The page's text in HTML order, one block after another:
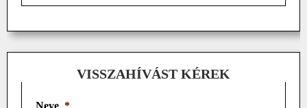
VISSZAHÍVÁST KÉREK
Neve *